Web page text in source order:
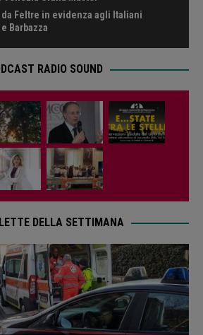
Feltre in evidenza agli Italiani
Barbazza
RADIO SOUND
DELLA SETTIMANA